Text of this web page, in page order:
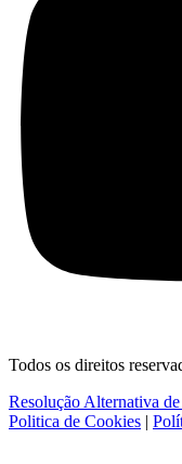
Todos os direitos
Resolução Alternativa
Politica de Cookies |